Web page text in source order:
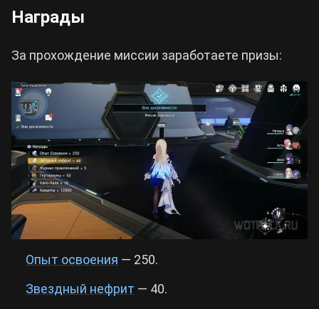
Награды
За прохождение миссии заработаете призы:
Опыт освоения — 250.
Звездный нефрит — 40.